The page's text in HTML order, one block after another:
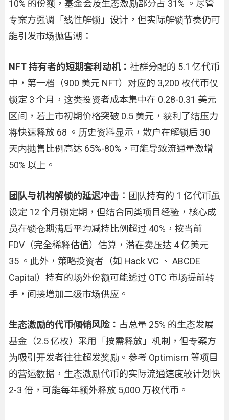
10% 的份额，基金会及生态激励部分占 31% 。尽管
专案方强调「线性解锁」设计，但实际解锁节奏仍可
能引发市场抛售潮：
NFT 持有者的短期套利动机： 社群分配的 5.1 亿代币
中，第一档（900 美元 NFT）对应的 3,200 枚代币仅
锁定 3 个月，这类投资者成本集中在 0.28-0.31 美元
区间，若上市初期价格突破 0.5 美元，获利了结压力
将快速释放 68 。历史资料显示，散户在解锁后 30
天内抛售比例高达 65%-80%，可能导致流通量激增
50% 以上。
团队与机构解锁的延迟冲击：团队持有的 1 亿代币虽
设定 12 个月锁定期，但结合同类项目经验，核心成
员在锁仓期满后平均减持比例超过 40%，按当前
FDV（完全稀释估值）估算，潜在卖压达 4 亿美元
35 。此外，策略投资者（如 Hack VC 、 ABCDE
Capital）持有的场外份额可能透过 OTC 市场提前转
手，间接增加二级市场供应。
生态激励的代币倾销风险： 占总量 25% 的生态发展
基金（2.5 亿枚）采用「按需释放」机制，但专案方
为吸引开发者往往超发奖励。参考 Optimism 等项目
的营运数据，生态激励代币的实际流通速度较计划快
2-3 倍，可能每年额外释放 5,000 万枚代币。